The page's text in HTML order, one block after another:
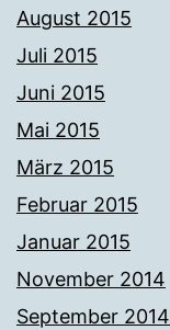
August 2015
Juli 2015
Juni 2015
Mai 2015
März 2015
Februar 2015
Januar 2015
November 2014
September 2014